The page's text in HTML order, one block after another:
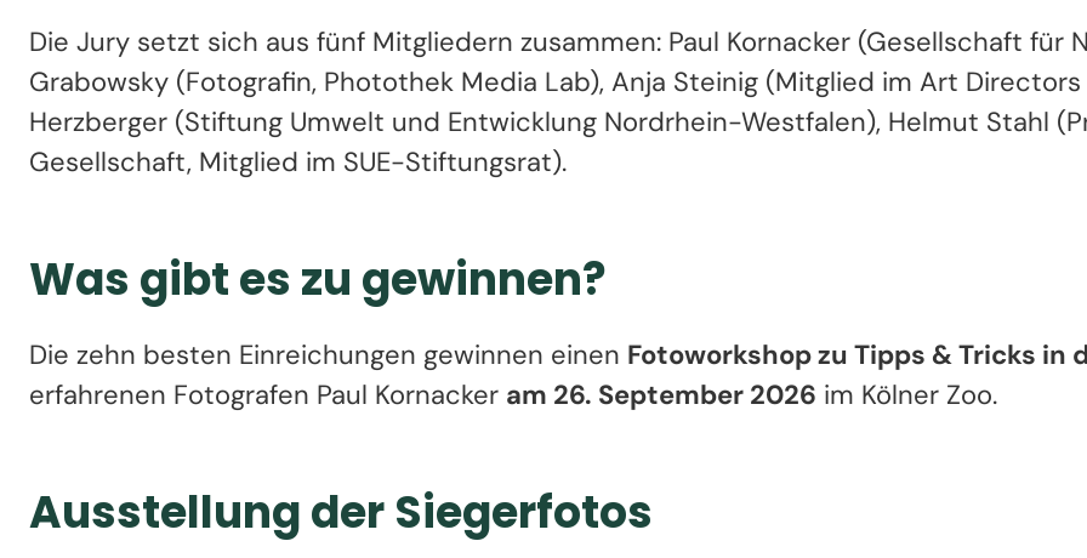
Die Jury setzt sich aus fünf Mitgliedern zusammen: Paul Kornacker (Gesellschaft für
Grabowsky (Fotografin, Photothek Media Lab), Anja Steinig (Mitglied im Art
Herzberger (Stiftung Umwelt und Entwicklung Nordrhein-Westfalen), Helmut Stahl
Gesellschaft, Mitglied im SUE-Stiftungsrat).
Was gibt es zu gewinnen?
Die zehn besten Einreichungen gewinnen einen Fotoworkshop zu Tipps & Tricks in
erfahrenen Fotografen Paul Kornacker am 26. September 2026 im Kölner Zoo.
Ausstellung der Siegerfotos